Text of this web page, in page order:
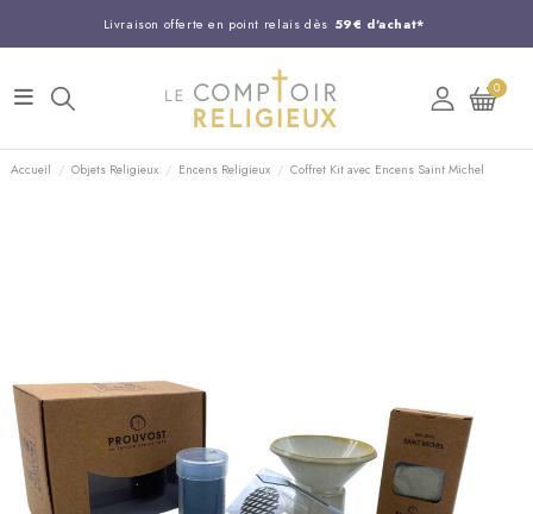
Livraison offerte en point relais dès 59€ d'achat*
Entreprise Française familiale
Support client disponible au 03 20 24 74 15
Commandez avant 14H, expédition le jour même !
0
Accueil Objets Religieux Encens Religieux Coffret Kit avec Encens Saint Michel